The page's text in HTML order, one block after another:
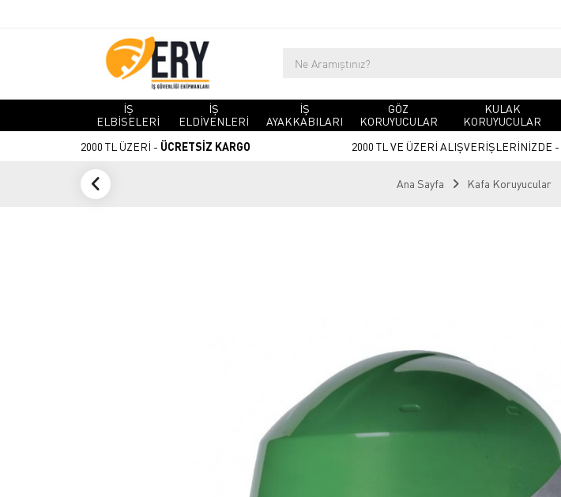
İŞ
ELBİSELERİ
İŞ
ELDİVENLERİ
İŞ
AYAKKABILARI
GÖZ
KORUYUCULAR
KULAK
KORUYUCULAR
2000 TL ÜZERİ - ÜCRETSİZ KARGO 2000 TL VE ÜZERİ ALIŞVERİŞLERİNİZDE -
Ana Sayfa Kafa Koruyucular